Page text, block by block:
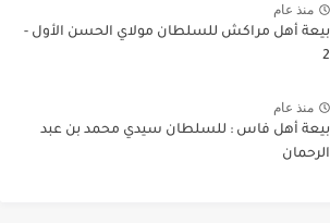
منذ عام
بيعة أهل مراكش للسلطان مولاي الحسن الأول -
2
منذ عام
بيعة أهل فاس : للسلطان سيدي محمد بن عبد
الرحمان